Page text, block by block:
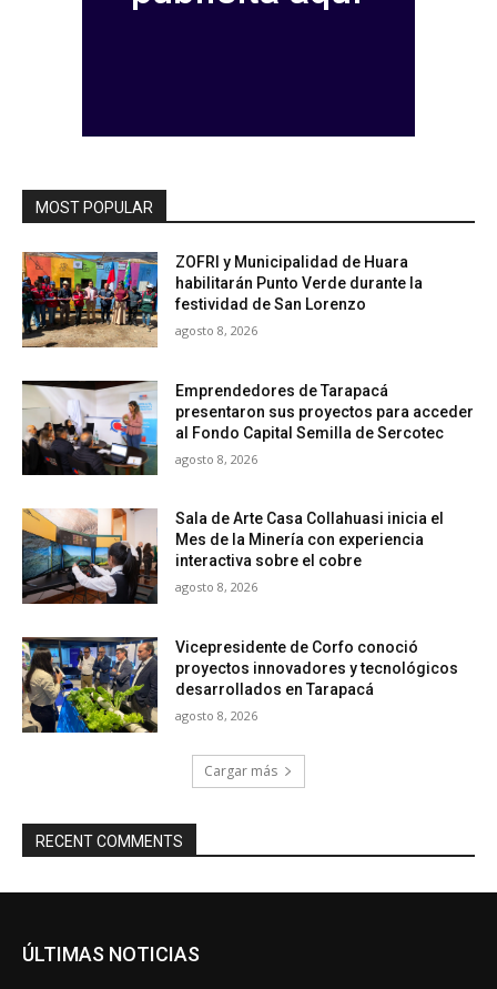
MOST POPULAR
ZOFRI y Municipalidad de Huara
habilitarán Punto Verde durante la
festividad de San Lorenzo
agosto 8, 2026
Emprendedores de Tarapacá
presentaron sus proyectos para acceder
al Fondo Capital Semilla de Sercotec
agosto 8, 2026
Sala de Arte Casa Collahuasi inicia el
Mes de la Minería con experiencia
interactiva sobre el cobre
agosto 8, 2026
Vicepresidente de Corfo conoció
proyectos innovadores y tecnológicos
desarrollados en Tarapacá
agosto 8, 2026
Cargar más
RECENT COMMENTS
ÚLTIMAS NOTICIAS